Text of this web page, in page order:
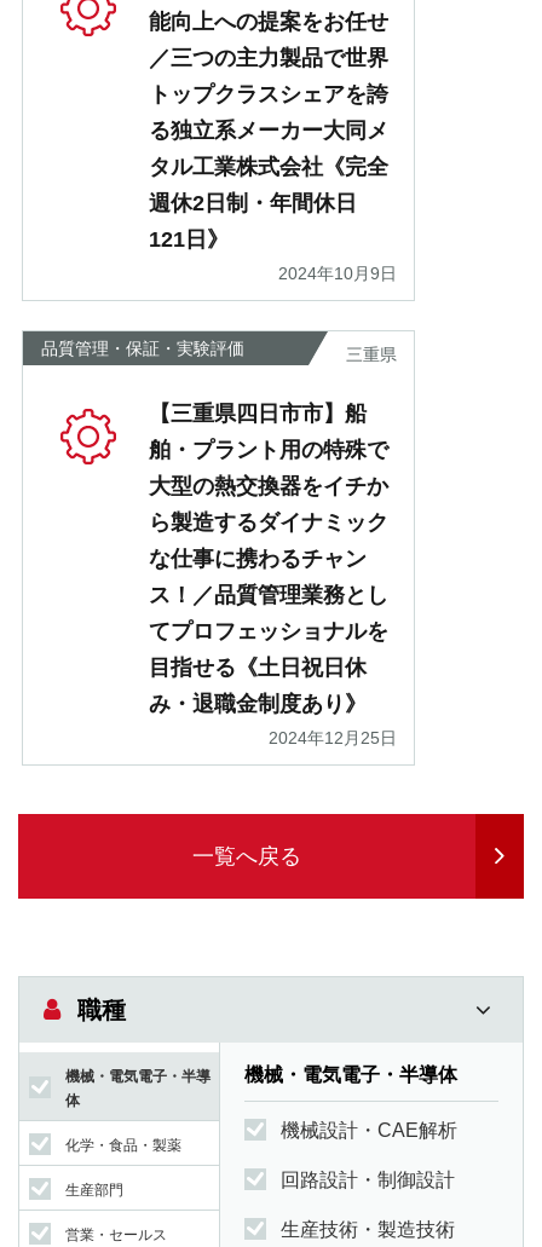
能向上への提案をお任せ
／三つの主力製品で世界
トップクラスシェアを誇
る独立系メーカー大同メ
タル工業株式会社《完全
週休2日制・年間休日
121日》
2024年10月9日
品質管理・保証・実験評価 三重県
【三重県四日市市】船
舶・プラント用の特殊で
大型の熱交換器をイチか
ら製造するダイナミック
な仕事に携わるチャン
ス！／品質管理業務とし
てプロフェッショナルを
目指せる《土日祝日休
み・退職金制度あり》
2024年12月25日
一覧へ戻る
職種
機械・電気電子・半導
体
化学・食品・製薬
生産部門
営業・セールス
機械・電気電子・半導体
機械設計・CAE解析
回路設計・制御設計
生産技術・製造技術